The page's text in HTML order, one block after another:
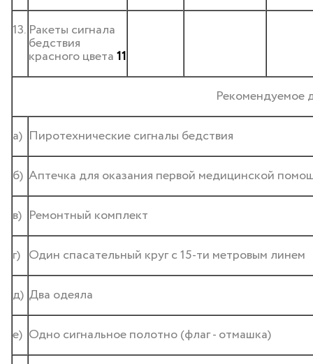
13. Ракеты сигнала
бедствия
красного цвета11
Рекомендуемое
а) Пиротехнические сигналы бедствия
б) Аптечка для оказания первой медицинской
в) Ремонтный комплект
г) Один спасательный круг с 15-ти метровым линем
д) Два одеяла
е) Одно сигнальное полотно (флаг - отмашка)